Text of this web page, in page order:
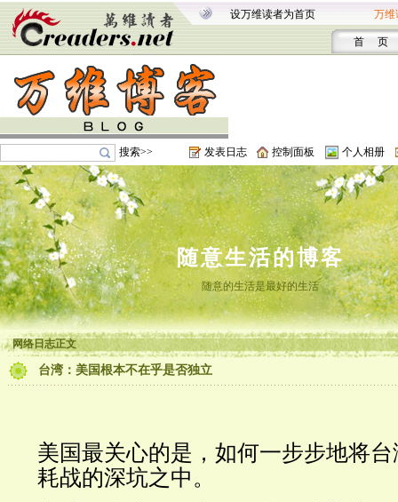
设万维读者为首页 万维
首 页
搜索>> 发表日志 控制面板 个人相册
随意生活的博客
随意的生活是最好的生活
网络日志正文
台湾：美国根本不在乎是否独立
美国最关心的是，如何一步步地将
耗战的深坑之中。